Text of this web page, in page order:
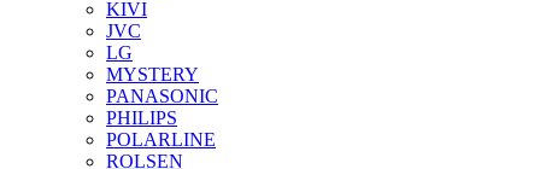
KIVI
JVC
LG
MYSTERY
PANASONIC
PHILIPS
POLARLINE
ROLSEN